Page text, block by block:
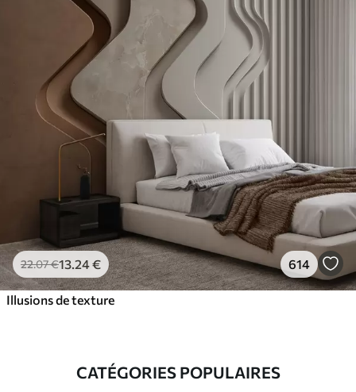
22.07€13 .24€ 614
Illusions de texture
CATÉGORIES POPULAIRES